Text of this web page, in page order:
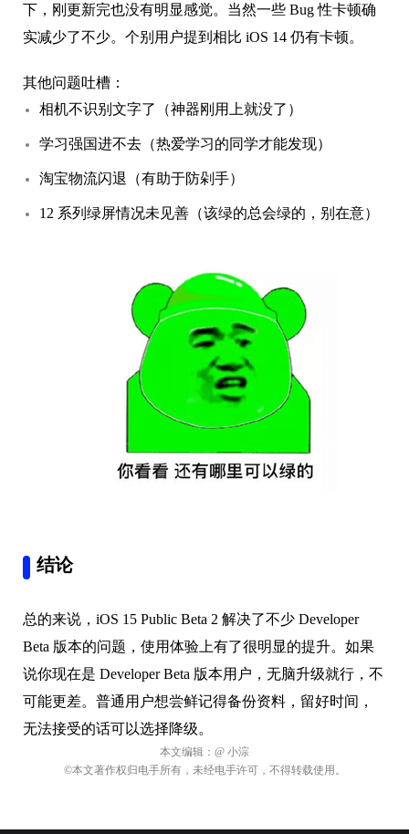
下，刚更新完也没有明显感觉。当然一些 Bug 性卡顿确
实减少了不少。个别用户提到相比 iOS 14 仍有卡顿。
其他问题吐槽：
相机不识别文字了（神器刚用上就没了）
学习强国进不去（热爱学习的同学才能发现）
淘宝物流闪退（有助于防剁手）
12 系列绿屏情况未见善（该绿的总会绿的，别在意）
结论
总的来说，iOS 15 Public Beta 2 解决了不少 Developer
Beta 版本的问题，使用体验上有了很明显的提升。如果
说你现在是 Developer Beta 版本用户，无脑升级就行，不
可能更差。普通用户想尝鲜记得备份资料，留好时间，
无法接受的话可以选择降级。
本文编辑： @ 小淙
©本文著作权归电手所有，未经电手许可，不得转载使用。